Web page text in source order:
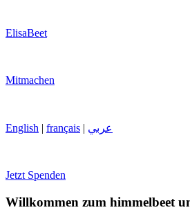
ElisaBeet
Mitmachen
English | français | عربي
Jetzt Spenden
Willkommen zum himmelbeet